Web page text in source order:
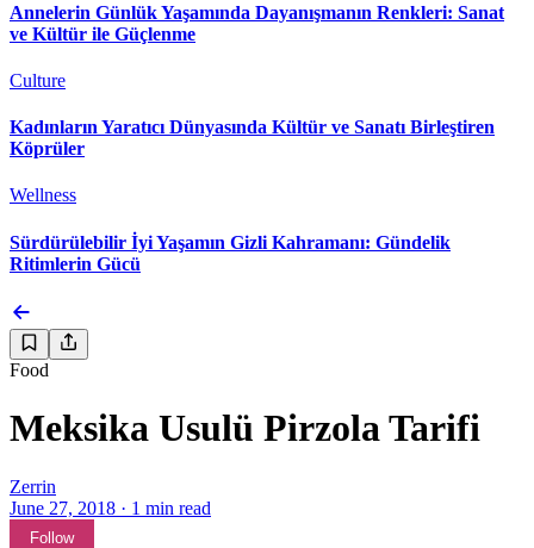
Annelerin Günlük Yaşamında Dayanışmanın Renkleri: Sanat
ve Kültür ile Güçlenme
Culture
Kadınların Yaratıcı Dünyasında Kültür ve Sanatı Birleştiren
Köprüler
Wellness
Sürdürülebilir İyi Yaşamın Gizli Kahramanı: Gündelik
Ritimlerin Gücü
Food
Meksika Usulü Pirzola Tarifi
Zerrin
June 27, 2018 · 1 min read
Follow